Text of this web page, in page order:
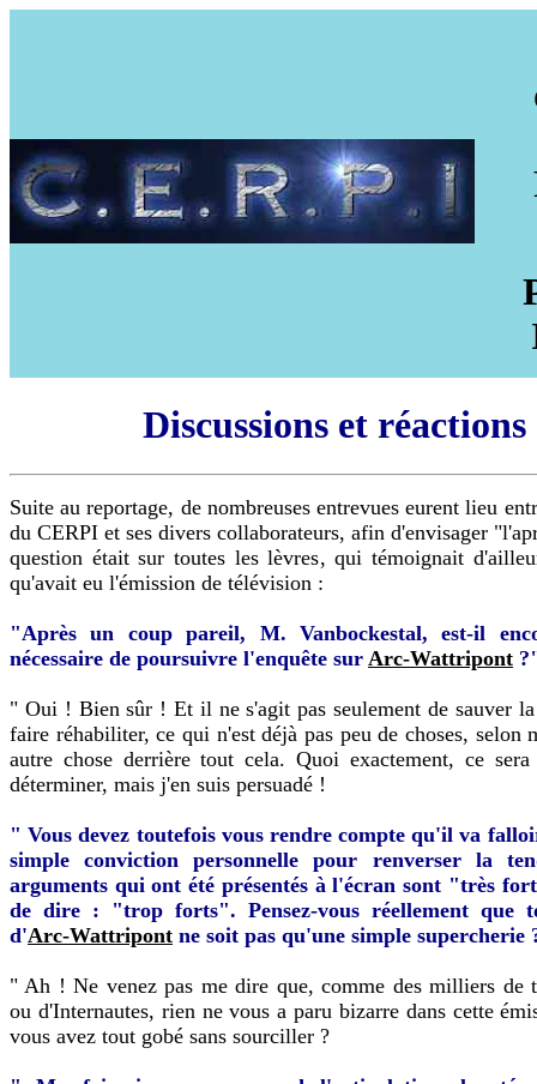
Discussions et réactions
Suite au reportage, de nombreuses entrevues eurent lieu
du CERPI et ses divers collaborateurs, afin d'envisager
question était sur toutes les lèvres, qui témoignait
qu'avait eu l'émission de télévision :
"Après un coup pareil, M. Vanbockestal, est-il
nécessaire de poursuivre l'enquête sur Arc-Wattripont
" Oui ! Bien sûr ! Et il ne s'agit pas seulement de sauver
faire réhabiliter, ce qui n'est déjà pas peu de choses, selon
autre chose derrière tout cela. Quoi exactement, ce
déterminer, mais j'en suis persuadé !
" Vous devez toutefois vous rendre compte qu'il va
simple conviction personnelle pour renverser la
arguments qui ont été présentés à l'écran sont "très
de dire : "trop forts". Pensez-vous réellement que
d'Arc-Wattripont ne soit pas qu'une simple supercherie
" Ah ! Ne venez pas me dire que, comme des milliers de
ou d'Internautes, rien ne vous a paru bizarre dans cette
vous avez tout gobé sans sourciller ?